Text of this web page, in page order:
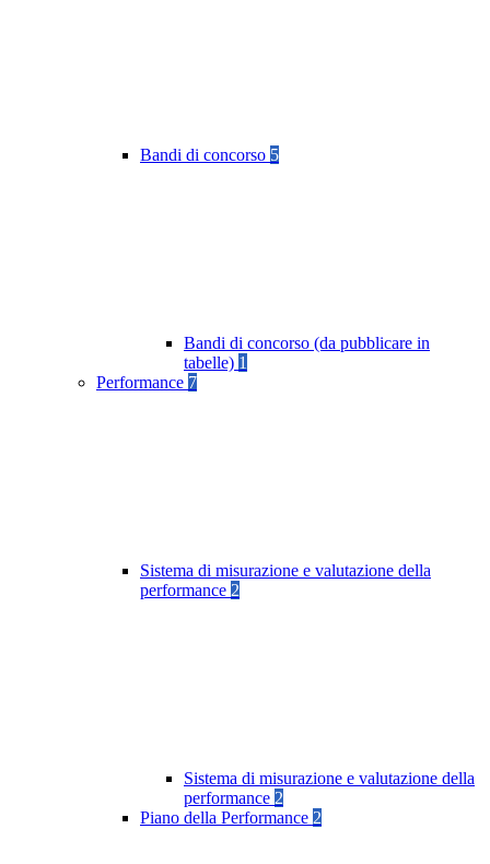
Bandi di concorso 5
Bandi di concorso (da pubblicare in
tabelle) 1
Performance 7
Sistema di misurazione e valutazione della
performance 2
Sistema di misurazione e valutazione della
performance 2
Piano della Performance 2